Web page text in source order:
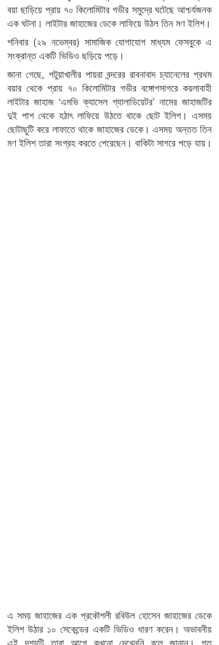
বয়া ছাড়িয়ে প্রায় ৭০ কিলোমিটার গভীর সমুদ্রে ঘটেছে আশ্চর্যজনক
এক ঘটনা। লাইটার জাহাজের ডেকে লাফিয়ে উঠল তিন মণ ইলিশ।
শনিবার (২৯ নভেম্বর) সামাজিক যোগাযোগ মাধ্যম ফেসবুকে এ
সংক্রান্ত একটি ভিডিও ছড়িয়ে পড়ে।
জানা গেছে, পটুয়াখালীর পায়রা বন্দরের রাবনাবাদ চ্যানেলের প্রথম
বয়ার থেকে প্রায় ৭০ কিলোমিটার গভীর বঙ্গোপসাগরে কয়লাবাহী
লাইটার জাহাজ ‘এমভি ক্যাসেল গ্যালাডিয়েটর’ নামের জাহাজটির
দুই পাশ থেকে হঠাৎ লাফিয়ে উঠতে থাকে ছোট ইলিশ। এসময়
ছোটাছুটি করে লাফাতে থাকে জাহাজের ডেকে। এসময় অন্তত তিন
মণ ইলিশ তারা সংগ্রহ করতে পেরেছেন। বাকিটা সাগরে পড়ে যায়।
এ সময় জাহাজের এক প্রকৌশলী রবিউল হোসেন জাহাজের ডেকে
ইলিশ উঠার ১০ সেকেন্ডের একটি ভিডিও ধারণ করেন। অভাবনীয়